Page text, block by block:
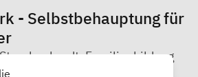
- Selbstbehauptung für
Familienbildung
e.V.